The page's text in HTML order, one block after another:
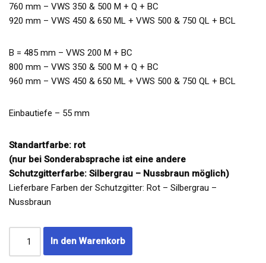
760 mm – VWS 350 & 500 M + Q + BC
920 mm – VWS 450 & 650 ML + VWS 500 & 750 QL + BCL
B = 485 mm – VWS 200 M + BC
800 mm – VWS 350 & 500 M + Q + BC
960 mm – VWS 450 & 650 ML + VWS 500 & 750 QL + BCL
Einbautiefe – 55 mm
Standartfarbe: rot
(nur bei Sonderabsprache ist eine andere
Schutzgitterfarbe: Silbergrau – Nussbraun möglich)
Lieferbare Farben der Schutzgitter: Rot – Silbergrau –
Nussbraun
In den Warenkorb